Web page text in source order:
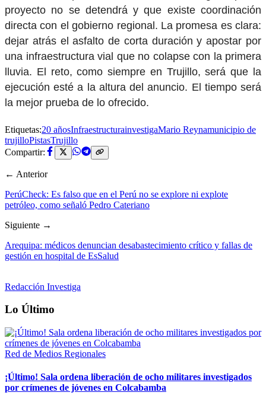
proyecto no se detendrá y que existe coordinación
directa con el gobierno regional. La promesa es clara:
dejar atrás el asfalto de corta duración y apostar por
una infraestructura vial que no colapse con la primera
lluvia. El reto, como siempre en Trujillo, será que la
ejecución esté a la altura del anuncio. El tiempo será
la mejor prueba de lo ofrecido.
Etiquetas:20 añosInfraestructurainvestigaMario Reynamunicipio de
trujilloPistasTrujillo
Compartir:
← Anterior
PerúCheck: Es falso que en el Perú no se explore ni explote
petróleo, como señaló Pedro Cateriano
Siguiente →
Arequipa: médicos denuncian desabastecimiento crítico y fallas de
gestión en hospital de EsSalud
Redacción Investiga
Lo Último
Red de Medios Regionales
¡Último! Sala ordena liberación de ocho militares investigados
por crímenes de jóvenes en Colcabamba